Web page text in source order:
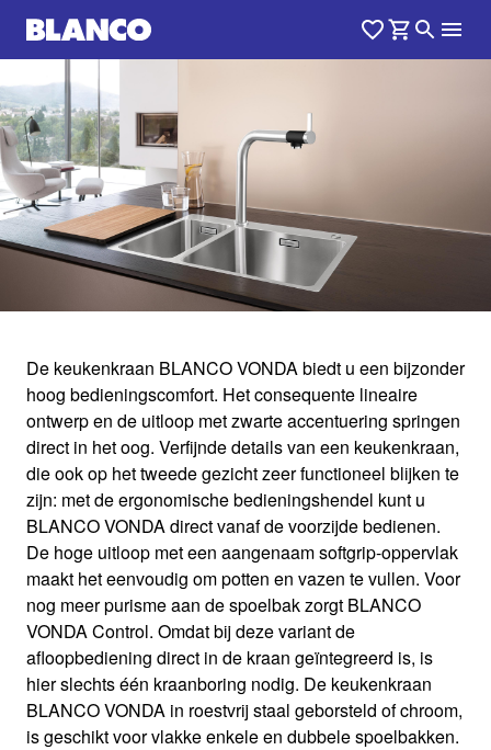
VONDA
Geaccentueerd bedieningscomfort
1 /0
De keukenkraan BLANCO VONDA biedt u een bijzonder
hoog bedieningscomfort. Het consequente lineaire
ontwerp en de uitloop met zwarte accentuering springen
direct in het oog. Verfijnde details van een keukenkraan,
die ook op het tweede gezicht zeer functioneel blijken te
zijn: met de ergonomische bedieningshendel kunt u
BLANCO VONDA direct vanaf de voorzijde bedienen.
De hoge uitloop met een aangenaam softgrip-oppervlak
maakt het eenvoudig om potten en vazen te vullen. Voor
nog meer purisme aan de spoelbak zorgt BLANCO
VONDA Control. Omdat bij deze variant de
afloopbediening direct in de kraan geïntegreerd is, is
hier slechts één kraanboring nodig. De keukenkraan
BLANCO VONDA in roestvrij staal geborsteld of chroom,
is geschikt voor vlakke enkele en dubbele spoelbakken.